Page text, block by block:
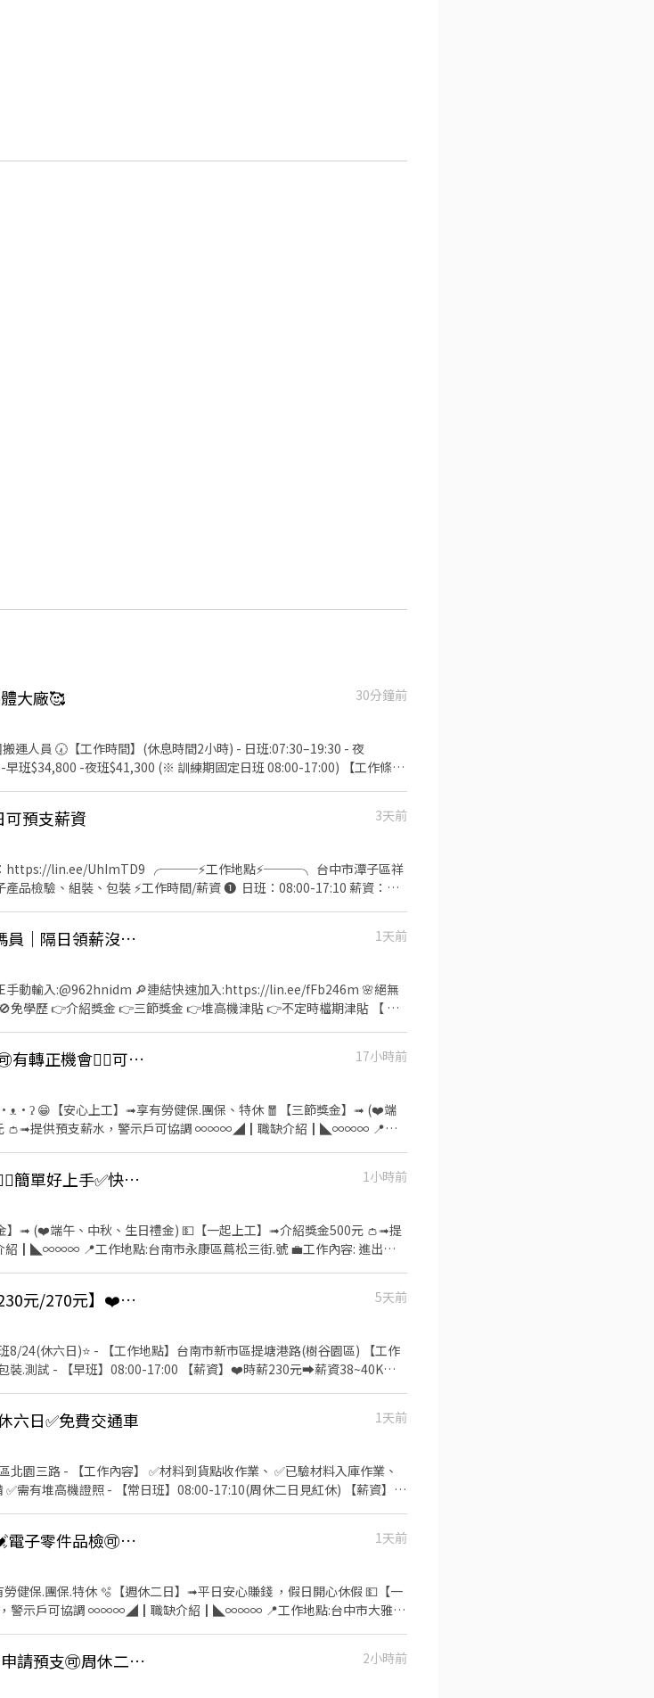
大廠🥰
30分鐘前
運人員 🕢【工作時間】(休息時間2小時) - 日班:07:30–19:30 - 夜
班$34,800 -夜班$41,300 (※ 訓練期固定日班 08:00-17:00) 【工作條
審）： 👉https://reurl.cc/R2p0LG 🔒 【隱私防線】個資僅供廠商審
lin.ee/OBnhVN5 私訊留下 ⌜姓名+電話 +應徵半
可預支薪資
3天前
工作地點⚡───╮ 台中市潭子區祥
：$4000、第三個月：$5000 大夜班培育獎金第一個月：$3000、第二
⭐===== ✅休假制度：週休二
不輪班 ✅三節禮金：端午、中秋、生日➡️每次$600 ✅介紹獎金：介紹朋
⭐久任獎金滿一個月$1000 ⭐久任獎金滿三個月$3000 ⭐久任獎金滿六
📲 𝐋𝐈𝐍𝐄： 搜尋帳號 @252fmefb
🩷別人忙下單，你負責賺訂單錢！撿貨掃碼員｜隔日領薪沒煩惱｜免經驗立即上工
1天前
手動輸入:@962hnidm 🔎連結快速加入:https://lin.ee/fFb246m 🌸絕無
📍安定✔️快速上工⭕️倉管人員💗 週休二日🉑️有轉正機會👌🏻可預支薪水
17小時前
金】➟ (❤️端
，警示戶可協調 ∞∞∞◢┃職缺介紹┃◣∞∞∞ 📍工
配合訂單量加班、須具備堆高機證照
733-893 ✅L.I.N.E.➠@826jcnfy(要加@唷) ✅【快速加入】
💥永康💘高時薪200-270元🙋🏻‍♀️可隔日領🙋🏻‍♀️簡單好上手✅快速上工✅三節獎金
1小時前
】➟ (❤️端午、中秋、生日禮金) 💵【一起上工】➟介紹獎金500元 👛➟提
lin.ee/RDrxb6W
Y-航😜偷偷告訴你!這裡賺比較多【高時薪230元/270元】❤️可預支❤️班別可選
5天前
8/24(休六日)⭐️ - 【工作地點】台南市新市區提塘港路(樹谷園區) 【工作
裝.測試 - 【早班】08:00-17:00 【薪資】❤️時薪230元➡️薪資38~40K元
↓↓找嘉嘉 工作攏低嘉↓↓ ☎️連絡電話:0933670253 ☎️加賴
╚~~♥~~♥~~⭐️【 快速找工作 】⭐️~~♥~~♥~~╝✨
六日✅免費交通車
1天前
北園三路 - 【工作內容】 ✅材料到貨點收作業、 ✅已驗材料入庫作業、
需有堆高機證照 - 【常日班】08:00-17:10(周休二日見紅休) 【薪資】
資中代扣 ✅【體檢】體檢補助(需至指定配合醫院，任職滿2週補貼)
應 徵 】 投遞履歷➡快速接洽面試 - ╔~~♥~~♥~~⭐️【 應徵方式 】
☎️加賴詢問:@927wcdri 陳嘉嘉 ➡️火速找嘉嘉
】⭐️~~♥~~♥~~╝
💓可隔日領🤩免加班就是開心🤩周休二日💓電子零件品檢🉑️冷氣房🉑️申請預支
1天前
團保.特休 🫧【週休二日】➟平日安心賺錢 ，假日開心休假 💵【一
工作地點:台中市大雅區
元 ⭐️中夜班薪資30,000元+✅中✔️快速上工❄️吹冷氣上班🧑‍🏭固定班🙋🏻‍♀️可申請預支🉑️周休二日🉑️三節獎金
2小時前